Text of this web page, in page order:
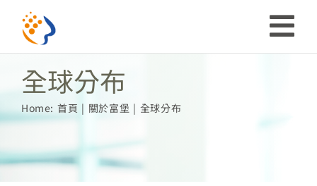
內
收
導
投資人關係
全球分布
Home: 首頁 關於富堡 全球分布